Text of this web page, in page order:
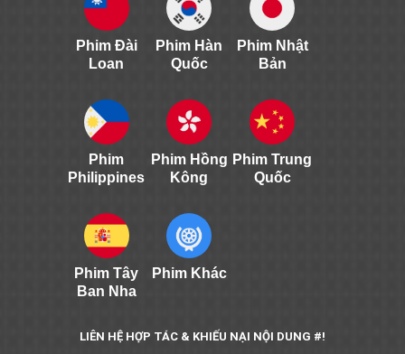
Phim Đài
Loan
Phim Hàn
Quốc
Phim Nhật
Bản
Phim
Philippines
Phim Hồng
Kông
Phim Trung
Quốc
Phim Tây
Ban Nha
Phim Khác
LIÊN HỆ HỢP TÁC & KHIẾU NẠI NỘI DUNG #!